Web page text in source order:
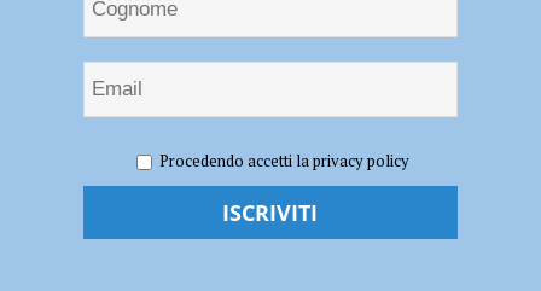
l’Associazione “Il Filo di…”: “Supporto e compagnia agli anziani” –
Volontariato in Onda, l’Associazione “Il
Procedendo accetti la privacy policy